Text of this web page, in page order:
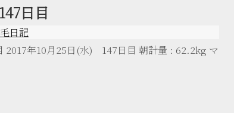
日目
日記
2017年10月25日(水) 147日目 朝計量 : 62.2kg マ